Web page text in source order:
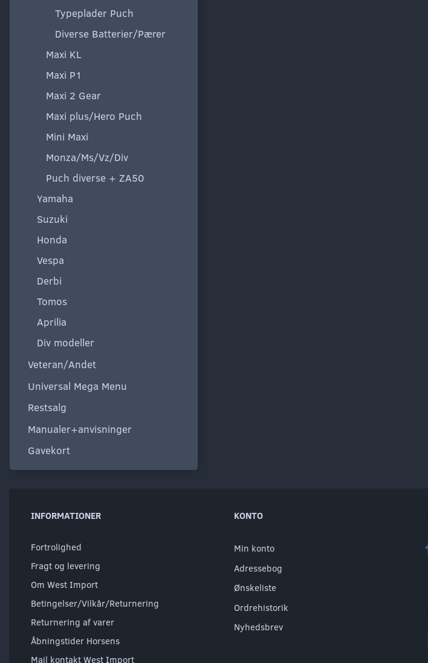
Typeplader Puch
Diverse Batterier/Pærer
Maxi KL
Maxi P1
Maxi 2 Gear
Maxi plus/Hero Puch
Mini Maxi
Monza/Ms/Vz/Div
Puch diverse + ZA50
Yamaha
Suzuki
Honda
Vespa
Derbi
Tomos
Aprilia
Div modeller
Veteran/Andet
Universal Mega Menu
Restsalg
Manualer+anvisninger
Gavekort
INFORMATIONER
Fortrolighed
Fragt og levering
Om West Import
Betingelser/Vilkår/Returnering
Returnering af varer
Åbningstider Horsens
Mail kontakt West Import
KONTO
Min konto
Adressebog
Ønskeliste
Ordrehistorik
Nyhedsbrev